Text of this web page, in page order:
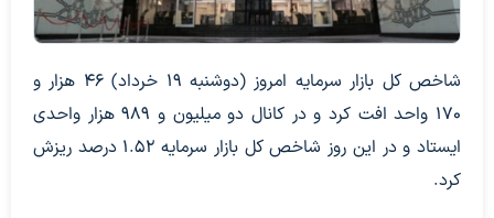
شاخص کل بازار سرمایه امروز (دو‌شنبه ۱۹ خرداد) ۴۶ هزار و
۱۷۰ واحد افت کرد و در کانال دو میلیون و ۹۸۹ هزار واحدی
ایستاد و در این روز شاخص کل بازار سرمایه ۱.۵۲ درصد ریزش
کرد.